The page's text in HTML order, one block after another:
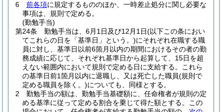
6
前各項に規定するもののほか、一時差止処分に関し必要な
事項は、規則で定める。
(勤勉手当)
第24条
勤勉手当は、6月1日及び12月1日(以下この条におい
てこれらの日を「基準日」という。)にそれぞれ在職する職
員に対し、基準日以前6箇月以内の期間におけるその者の勤
務成績に応じて、それぞれ基準日から起算して、15日を超
えない範囲内において規則で定める日に支給する。
これら
の基準日前1箇月以内に退職し、又は死亡した職員(規則で
定める職員を除く。)についても、同様とする。
2
勤勉手当の額は、勤勉手当基礎額に、任命権者が規則の定
める基準に従って定める割合を乗じて得た額とする。
この